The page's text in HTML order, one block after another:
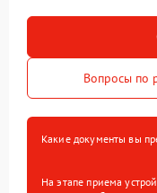
Вопросы по
Какие документы вы
На этапе приема